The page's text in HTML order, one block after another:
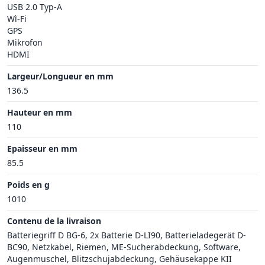
USB 2.0 Typ-A
Wì-Fi
GPS
Mikrofon
HDMI
Largeur/Longueur en mm
136.5
Hauteur en mm
110
Epaisseur en mm
85.5
Poids en g
1010
Contenu de la livraison
Batteriegriff D BG-6, 2x Batterie D-LI90, Batterieladegerät D-
BC90, Netzkabel, Riemen, ME-Sucherabdeckung, Software,
Augenmuschel, Blitzschujabdeckung, Gehäusekappe KII